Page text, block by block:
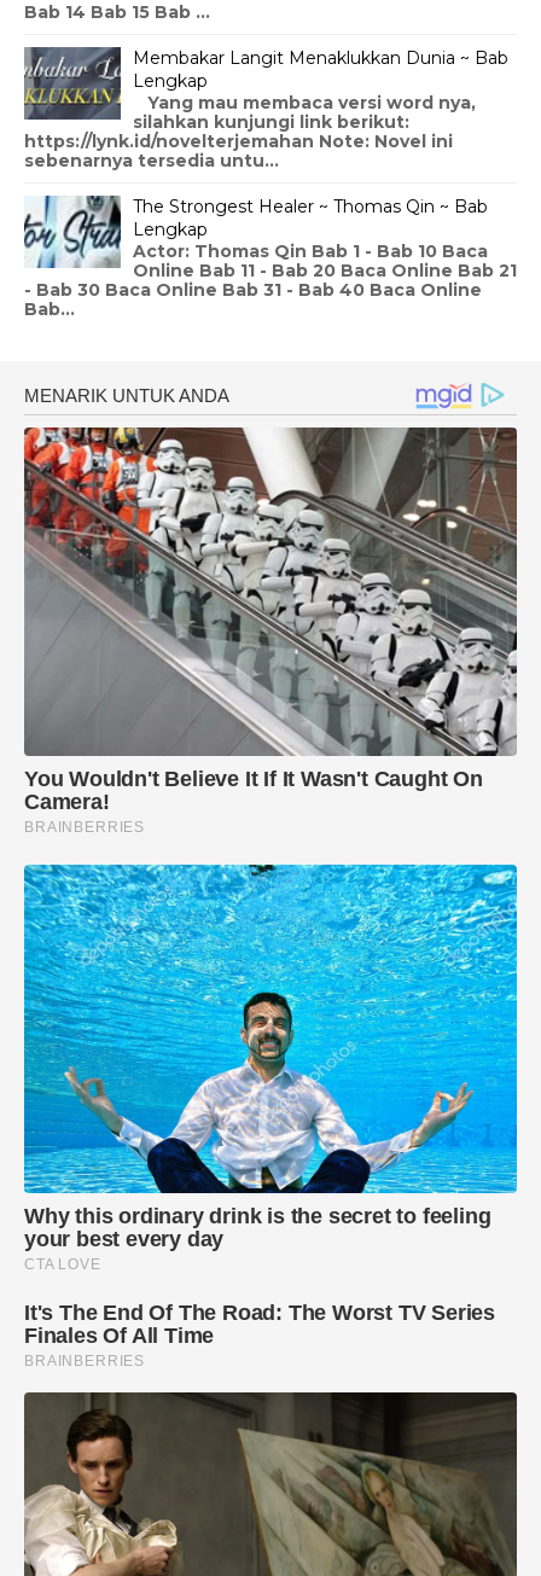
Bab 14 Bab 15 Bab ...
Membakar Langit Menaklukkan Dunia ~ Bab
Lengkap
Yang mau membaca versi word nya,
silahkan kunjungi link berikut:
https://lynk.id/novelterjemahan Note: Novel ini
sebenarnya tersedia untu...
The Strongest Healer ~ Thomas Qin ~ Bab
Lengkap
Actor: Thomas Qin Bab 1 - Bab 10 Baca
Online Bab 11 - Bab 20 Baca Online Bab 21
- Bab 30 Baca Online Bab 31 - Bab 40 Baca Online
Bab...